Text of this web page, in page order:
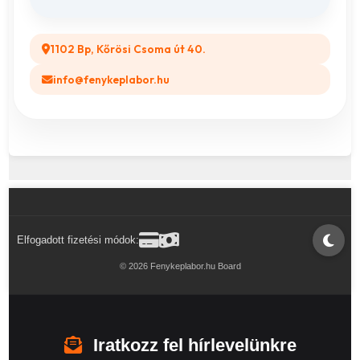
1102 Bp, Kőrösi Csoma út 40.
info@fenykeplabor.hu
Elfogadott fizetési módok:
© 2026 Fenykeplabor.hu Board
Iratkozz fel hírlevelünkre